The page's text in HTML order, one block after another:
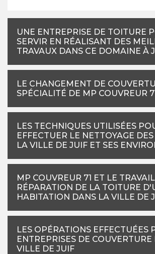
UNE ENTREPRISE DE TOITURE
SERVIR EN RÉALISANT DES
TRAVAUX DANS CE DOMAINE À
LE CHANGEMENT DE
SPÉCIALITÉ DE MP COUVREUR
LES TECHNIQUES UTILISÉES
EFFECTUER LE NETTOYAGE
LA VILLE DE JUIF ET SES
MP COUVREUR 71 ET LE
RÉPARATION DE LA TOITURE
HABITATION DANS LA VILLE DE
LES OPÉRATIONS EFFECTUÉES
ENTREPRISES DE COUVERTURE
VILLE DE JUIF